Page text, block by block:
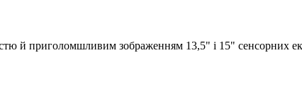
й приголомшливим зображенням 13,5" і 15" сенсорних